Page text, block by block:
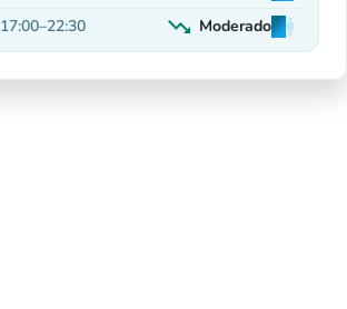
17:00–22:30 trending_down
Decrescente
Moderadoman
man
man